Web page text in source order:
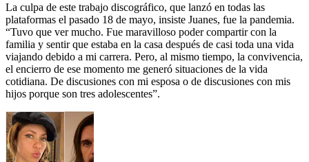
La culpa de este trabajo discográfico, que lanzó en todas las
plataformas el pasado 18 de mayo, insiste Juanes, fue la pandemia.
“Tuvo que ver mucho. Fue maravilloso poder compartir con la
familia y sentir que estaba en la casa después de casi toda una vida
viajando debido a mi carrera. Pero, al mismo tiempo, la convivencia,
el encierro de ese momento me generó situaciones de la vida
cotidiana. De discusiones con mi esposa o de discusiones con mis
hijos porque son tres adolescentes”.